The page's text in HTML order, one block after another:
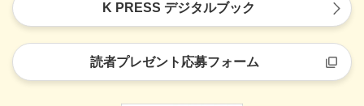
K PRESS デジタルブック
読者プレゼント応募フォーム